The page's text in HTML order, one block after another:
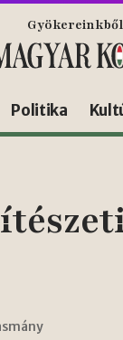
Politika